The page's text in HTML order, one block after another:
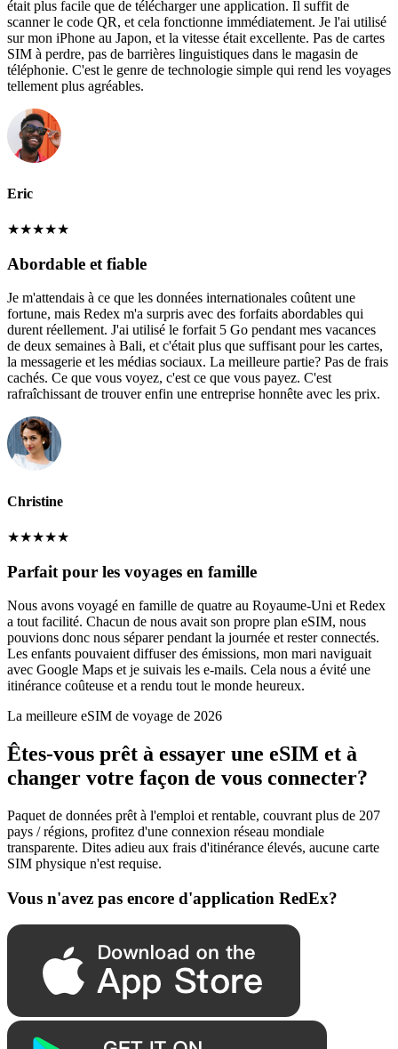
était plus facile que de télécharger une application. Il suffit de
scanner le code QR, et cela fonctionne immédiatement. Je l'ai utilisé
sur mon iPhone au Japon, et la vitesse était excellente. Pas de cartes
SIM à perdre, pas de barrières linguistiques dans le magasin de
téléphonie. C'est le genre de technologie simple qui rend les voyages
tellement plus agréables.
Eric
★★★★★
Abordable et fiable
Je m'attendais à ce que les données internationales coûtent une
fortune, mais Redex m'a surpris avec des forfaits abordables qui
durent réellement. J'ai utilisé le forfait 5 Go pendant mes vacances
de deux semaines à Bali, et c'était plus que suffisant pour les cartes,
la messagerie et les médias sociaux. La meilleure partie? Pas de frais
cachés. Ce que vous voyez, c'est ce que vous payez. C'est
rafraîchissant de trouver enfin une entreprise honnête avec les prix.
Christine
★★★★★
Parfait pour les voyages en famille
Nous avons voyagé en famille de quatre au Royaume-Uni et Redex
a tout facilité. Chacun de nous avait son propre plan eSIM, nous
pouvions donc nous séparer pendant la journée et rester connectés.
Les enfants pouvaient diffuser des émissions, mon mari naviguait
avec Google Maps et je suivais les e-mails. Cela nous a évité une
itinérance coûteuse et a rendu tout le monde heureux.
La meilleure eSIM de voyage de 2026
Êtes-vous prêt à essayer une eSIM et à
changer votre façon de vous connecter?
Paquet de données prêt à l'emploi et rentable, couvrant plus de 207
pays / régions, profitez d'une connexion réseau mondiale
transparente. Dites adieu aux frais d'itinérance élevés, aucune carte
SIM physique n'est requise.
Vous n'avez pas encore d'application RedEx?